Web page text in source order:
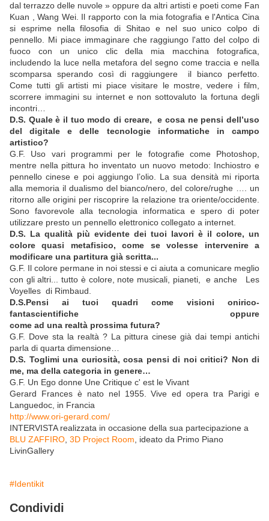
dal terrazzo delle nuvole » oppure da altri artisti e poeti come Fan
Kuan , Wang Wei. Il rapporto con la mia fotografia e l'Antica Cina
si esprime nella filosofia di Shitao e nel suo unico colpo di
pennello. Mi piace immaginare che raggiungo l'atto del colpo di
fuoco con un unico clic della mia macchina fotografica,
includendo la luce nella metafora del segno come traccia e nella
scomparsa sperando così di raggiungere il bianco perfetto.
Come tutti gli artisti mi piace visitare le mostre, vedere i film,
scorrere immagini su internet e non sottovaluto la fortuna degli
incontri…
D.S. Quale è il tuo modo di creare,
e cosa ne pensi dell’uso
del digitale e delle tecnologie informatiche in campo
artistico?
G.F. Uso vari programmi per le fotografie come Photoshop,
mentre nella pittura ho inventato un nuovo metodo: Inchiostro e
pennello cinese e poi aggiungo l’olio. La sua densità mi riporta
alla memoria il dualismo del bianco/nero, del colore/rughe …. un
ritorno alle origini per riscoprire la relazione tra oriente/occidente.
Sono favorevole alla tecnologia informatica e spero di poter
utilizzare presto un pennello elettronico collegato a internet.
D.S. La qualità più evidente dei tuoi lavori è il colore, un
colore quasi metafisico, come se volesse intervenire a
modificare una partitura già scritta...
G.F. Il colore permane in noi stessi e ci aiuta a comunicare meglio
con gli altri... tutto è colore, note musicali, pianeti, e anche Les
Voyelles di Rimbaud.
D.S.Pensi ai tuoi quadri come visioni onirico-
fantascientifiche oppure
come ad una realtà prossima futura?
G.F. Dove sta la realtà ? La pittura cinese già dai tempi antichi
parla di quarta dimensione…
D.S. Toglimi una curiosità, cosa pensi di noi critici? Non di
me, ma della categoria in genere…
G.F. Un Ego donne Une Critique c' est le Vivant
Gerard Frances è nato nel 1955. Vive ed opera tra Parigi e
Languedoc, in Francia
http://www.ori-gerard.com/
INTERVISTA realizzata in occasione della sua partecipazione a
BLU ZAFFIRO 3D Project Room , ideato da Primo Piano
LivinGallery
#Identikit
Condividi